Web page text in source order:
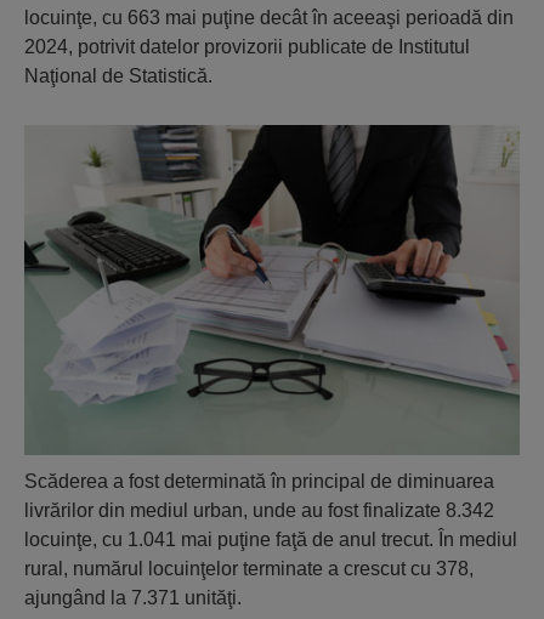
locuinţe, cu 663 mai puţine decât în aceeaşi perioadă din
2024, potrivit datelor provizorii publicate de Institutul
Naţional de Statistică.
Scăderea a fost determinată în principal de diminuarea
livrărilor din mediul urban, unde au fost finalizate 8.342
locuinţe, cu 1.041 mai puţine faţă de anul trecut. În mediul
rural, numărul locuinţelor terminate a crescut cu 378,
ajungând la 7.371 unităţi.